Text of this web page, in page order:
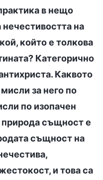
в нещо
на
който е толкова
Категорично
Каквото
за него по
по изопачен
природа същност е
същност на
и това са